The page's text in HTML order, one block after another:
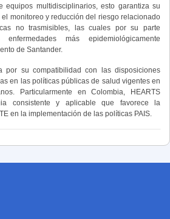
equipos multidisciplinarios, esto garantiza su
monitoreo y reducción del riesgo relacionado
no trasmisibles, las cuales por su parte
más epidemiológicamente
de Santander.
por su compatibilidad con las disposiciones
en las políticas públicas de salud vigentes en
Particularmente en Colombia, HEARTS
consistente y aplicable que favorece la
en la implementación de las políticas PAIS.